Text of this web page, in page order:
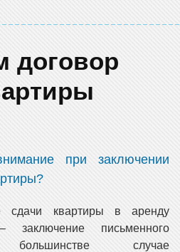
договор
при заключении
сдачи квартиры в аренду
заключение письменного
случае